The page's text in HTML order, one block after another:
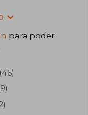
para poder